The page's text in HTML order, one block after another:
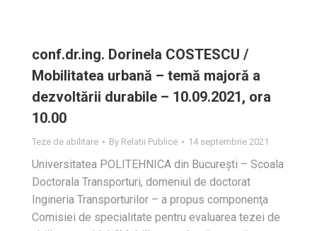
conf.dr.ing. Dorinela COSTESCU /
Mobilitatea urbană – temă majoră a
dezvoltării durabile – 10.09.2021, ora
10.00
Teze de abilitare By Relatii Publice 14 septembrie 2021
Universitatea POLITEHNICA din Bucureşti – Scoala
Doctorala Transporturi, domeniul de doctorat
Ingineria Transporturilor – a propus componenţa
Comisiei de specialitate pentru evaluarea tezei de